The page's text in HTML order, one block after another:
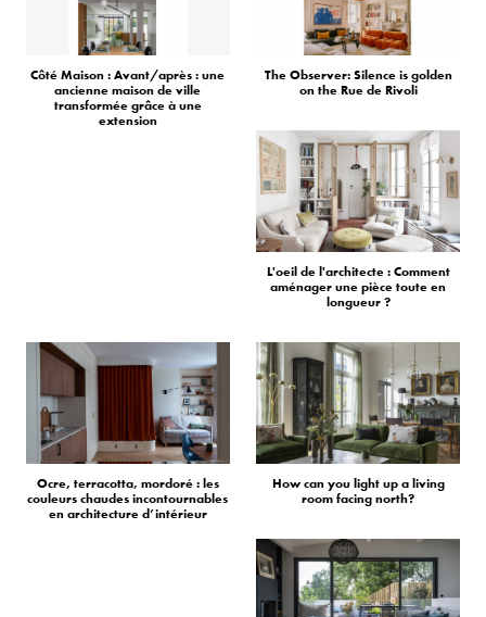
Côté Maison : Avant/après : une
ancienne maison de ville
transformée grâce à une
extension
The Observer: Silence is golden
on the Rue de Rivoli
L'oeil de l'architecte : Comment
aménager une pièce toute en
longueur ?
Ocre, terracotta, mordoré : les
couleurs chaudes incontournables
en architecture d’intérieur
How can you light up a living
room facing north?